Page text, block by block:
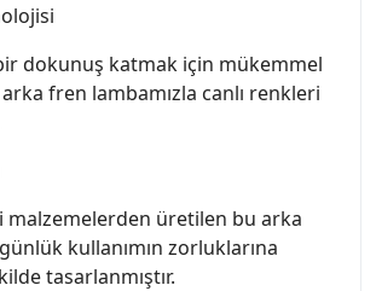
bir dokunuş katmak için mükemmel
arka fren lambamızla canlı renkleri
malzemelerden üretilen bu arka
kullanımın zorluklarına
tasarlanmıştır.